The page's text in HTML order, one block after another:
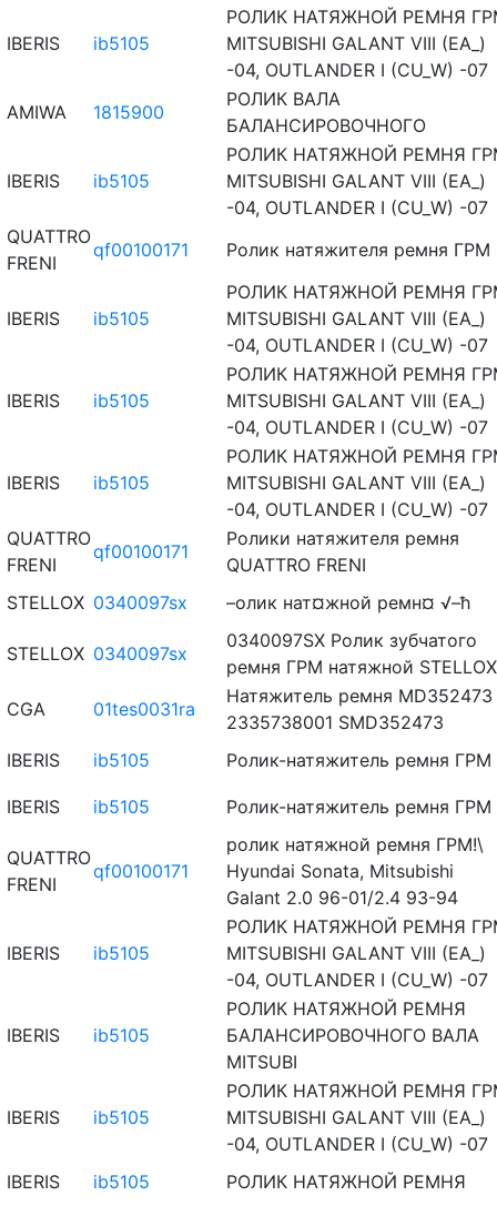
IBERIS ib5105
РОЛИК НАТЯЖНОЙ РЕМНЯ
MITSUBISHI GALANT VIII (EA_)
-04, OUTLANDER I (CU_W) -07
AMIWA
1815900
РОЛИК ВАЛА
БАЛАНСИРОВОЧНОГО
IBERIS ib5105
РОЛИК НАТЯЖНОЙ РЕМНЯ
MITSUBISHI GALANT VIII (EA_)
-04, OUTLANDER I (CU_W) -07
QUATTRO
FRENI
qf00100171 Ролик натяжителя ремня ГРМ
IBERIS ib5105
РОЛИК НАТЯЖНОЙ РЕМНЯ
MITSUBISHI GALANT VIII (EA_)
-04, OUTLANDER I (CU_W) -07
IBERIS ib5105
РОЛИК НАТЯЖНОЙ РЕМНЯ
MITSUBISHI GALANT VIII (EA_)
-04, OUTLANDER I (CU_W) -07
IBERIS ib5105
РОЛИК НАТЯЖНОЙ РЕМНЯ
MITSUBISHI GALANT VIII (EA_)
-04, OUTLANDER I (CU_W) -07
QUATTRO
FRENI
qf00100171
Ролики натяжителя ремня
QUATTRO FRENI
STELLOX 0340097sx –олик нат¤жной ремн¤ √–ћ
STELLOX 0340097sx
0340097SX Ролик зубчатого
ремня ГРМ натяжной STELLOX
CGA
01tes0031ra
Натяжитель ремня MD352473
2335738001 SMD352473
IBERIS
ib5105 Ролик-натяжитель ремня ГРМ
IBERIS ib5105 Ролик-натяжитель ремня ГРМ
QUATTRO
FRENI
qf00100171
ролик натяжной ремня ГРМ!\
Hyundai Sonata, Mitsubishi
Galant 2.0 96-01/2.4 93-94
IBERIS ib5105
РОЛИК НАТЯЖНОЙ РЕМНЯ
MITSUBISHI GALANT VIII (EA_)
-04, OUTLANDER I (CU_W) -07
IBERIS ib5105
РОЛИК НАТЯЖНОЙ РЕМНЯ
БАЛАНСИРОВОЧНОГО ВАЛА
MITSUBI
IBERIS ib5105
РОЛИК НАТЯЖНОЙ РЕМНЯ
MITSUBISHI GALANT VIII (EA_)
-04, OUTLANDER I (CU_W) -07
IBERIS
ib5105 РОЛИК НАТЯЖНОЙ РЕМНЯ